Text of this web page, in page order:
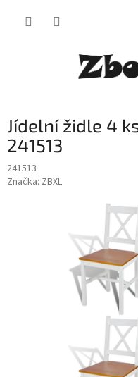
Jídelní židle 4
241513
241513
Značka: ZBXL